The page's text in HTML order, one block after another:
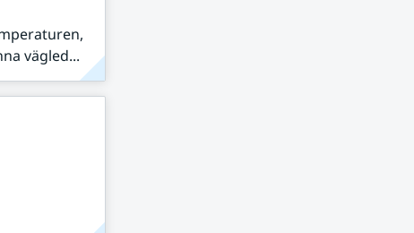
vägled...